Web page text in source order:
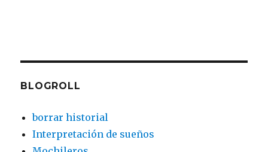
BLOGROLL
borrar historial
Interpretación de sueños